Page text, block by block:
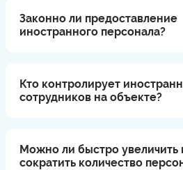
Законно ли предоставление
иностранного персонала?
Кто контролирует
сотрудников на объекте?
Можно ли быстро увеличить
сократить количество